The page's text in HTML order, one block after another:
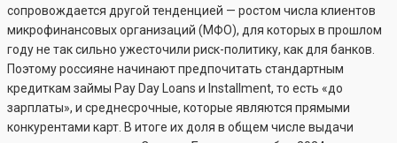
сопровождается другой тенденцией — ростом числа клиентов
микрофинансовых организаций (МФО), для которых в прошлом
году не так сильно ужесточили риск-политику, как для банков.
Поэтому россияне начинают предпочитать стандартным
кредиткам займы Pay Day Loans и Installment, то есть «до
зарплаты», и среднесрочные, которые являются прямыми
конкурентами карт. В итоге их доля в общем числе выдачи